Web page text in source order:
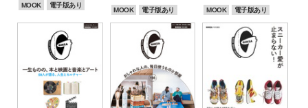
MOOK 電子版あり
MOOK 電子版あり MOOK 電子版あり